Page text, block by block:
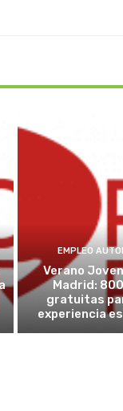
EMPLEO
Verano
Madrid:
gratuitas
experiencia